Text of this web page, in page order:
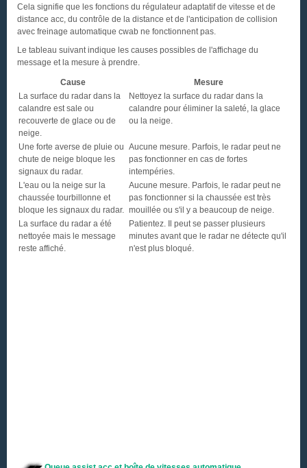
Cela signifie que les fonctions du régulateur adaptatif de vitesse et de
distance acc, du contrôle de la distance et de l'anticipation de collision
avec freinage automatique cwab ne fonctionnent pas.
Le tableau suivant indique les causes possibles de l'affichage du
message et la mesure à prendre.
Cause
Mesure
La surface du radar dans la
calandre est sale ou
recouverte de glace ou de
neige.
Nettoyez la surface du radar dans la
calandre pour éliminer la saleté, la glace
ou la neige.
Une forte averse de pluie ou
chute de neige bloque les
signaux du radar.
Aucune mesure. Parfois, le radar peut ne
pas fonctionner en cas de fortes
intempéries.
L'eau ou la neige sur la
chaussée tourbillonne et
bloque les signaux du radar.
Aucune mesure. Parfois, le radar peut ne
pas fonctionner si la chaussée est très
mouillée ou s'il y a beaucoup de neige.
La surface du radar a été
nettoyée mais le message
reste affiché.
Patientez. Il peut se passer plusieurs
minutes avant que le radar ne détecte qu'il
n'est plus bloqué.